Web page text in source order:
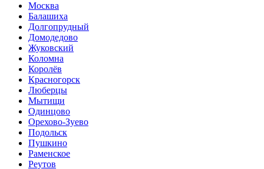
Москва
Балашиха
Долгопрудный
Домодедово
Жуковский
Коломна
Королёв
Красногорск
Люберцы
Мытищи
Одинцово
Орехово-Зуево
Подольск
Пушкино
Раменское
Реутов